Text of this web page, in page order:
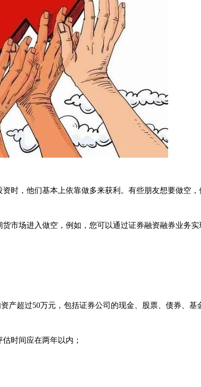
，他们基本上依靠做多来获利。有些朋友想要做空，
场进入做空，例如，您可以通过证券融资融券业务
超过50万元，包括证券公司的现金、股票、债券、基
时间应在两年以内；